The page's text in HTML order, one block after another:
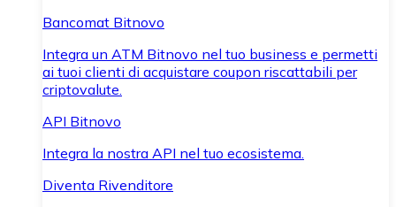
Bancomat Bitnovo
Integra un ATM Bitnovo nel tuo business e permetti
ai tuoi clienti di acquistare coupon riscattabili per
criptovalute.
API Bitnovo
Integra la nostra API nel tuo ecosistema.
Diventa Rivenditore